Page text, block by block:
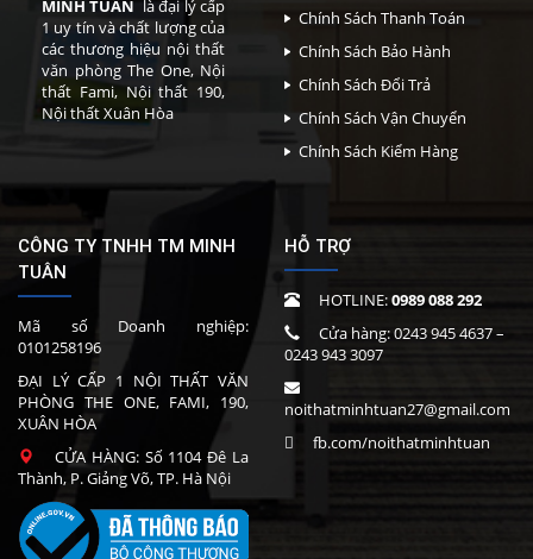
MINH TUÂN là đại lý cấp
1 uy tín và chất lượng của
các thương hiệu nội thất
văn phòng The One, Nội
thất Fami, Nội thất 190,
Nội thất Xuân Hòa
Chính Sách Thanh Toán
Chính Sách Bảo Hành
Chính Sách Đổi Trả
Chính Sách Vận Chuyển
Chính Sách Kiểm Hàng
CÔNG TY TNHH TM MINH
TUÂN
Mã số Doanh nghiệp:
0101258196
ĐẠI LÝ CẤP 1 NỘI THẤT VĂN
PHÒNG THE ONE, FAMI, 190,
XUÂN HÒA
CỬA HÀNG: Số 1104 Đê La
Thành, P. Giảng Võ, TP. Hà Nội
HỖ TRỢ
HOTLINE:0989 088 292
Cửa hàng:0243 945 4637–
0243 943 3097
noithatminhtuan27@gmail.com
fb.com/noithatminhtuan